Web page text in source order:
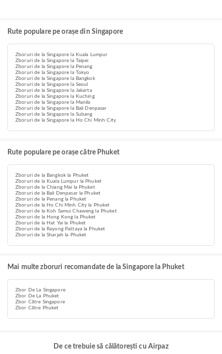
Rute populare pe orașe din Singapore
Zboruri de la Singapore la Kuala Lumpur
Zboruri de la Singapore la Taipei
Zboruri de la Singapore la Penang
Zboruri de la Singapore la Tokyo
Zboruri de la Singapore la Bangkok
Zboruri de la Singapore la Seoul
Zboruri de la Singapore la Jakarta
Zboruri de la Singapore la Kuching
Zboruri de la Singapore la Manila
Zboruri de la Singapore la Bali Denpasar
Zboruri de la Singapore la Subang
Zboruri de la Singapore la Ho Chi Minh City
Rute populare pe orașe către Phuket
Zboruri de la Bangkok la Phuket
Zboruri de la Kuala Lumpur la Phuket
Zboruri de la Chiang Mai la Phuket
Zboruri de la Bali Denpasar la Phuket
Zboruri de la Penang la Phuket
Zboruri de la Ho Chi Minh City la Phuket
Zboruri de la Koh Samui Chaweng la Phuket
Zboruri de la Hong Kong la Phuket
Zboruri de la Hat Yai la Phuket
Zboruri de la Rayong Pattaya la Phuket
Zboruri de la Sharjah la Phuket
Mai multe zboruri recomandate de la Singapore la Phuket
Zbor De La Singapore
Zbor De La Phuket
Zbor Către Singapore
Zbor Către Phuket
De ce trebuie să călătorești cu Airpaz